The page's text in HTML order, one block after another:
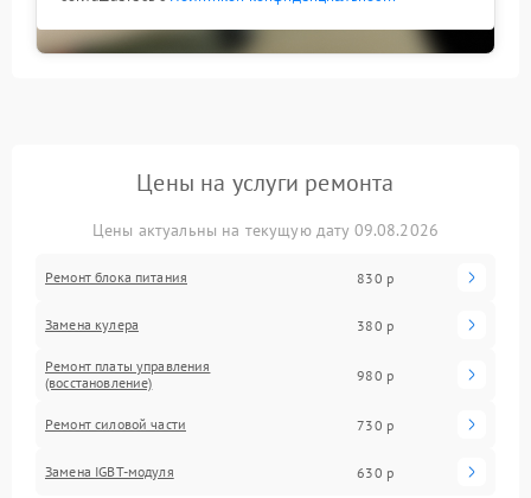
Цены на услуги ремонта
Цены актуальны на текущую дату 09.08.2026
Ремонт блока питания 830 р
Замена кулера 380 р
Ремонт платы управления
(восстановление)
980 р
Ремонт силовой части 730 р
Замена IGBT-модуля 630 р